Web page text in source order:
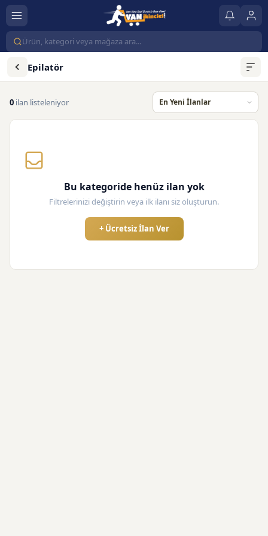
Epilatör
0 ilan listeleniyor
Bu kategoride henüz ilan yok
Filtrelerinizi değiştirin veya ilk ilanı siz oluşturun.
+ Ücretsiz İlan Ver